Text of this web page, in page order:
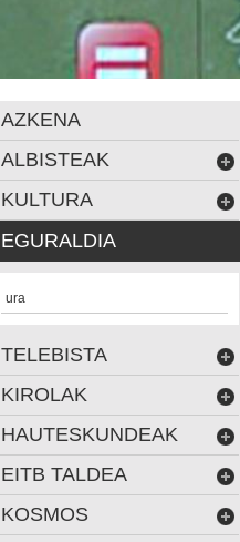
AZKENA
ALBISTEAK
KULTURA
EGURALDIA
ura
TELEBISTA
KIROLAK
HAUTESKUNDEAK
EITB TALDEA
KOSMOS